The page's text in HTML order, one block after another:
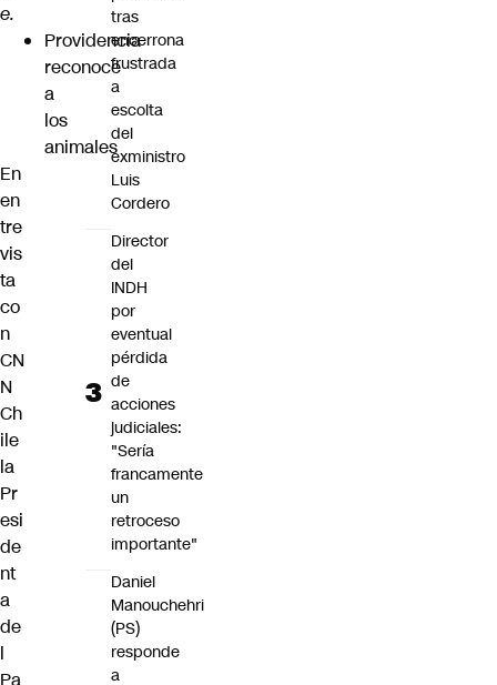
e.
Providencia
reconoce
a
los
animales
En
en
tre
vis
ta
co
n
CN
N
Ch
ile
la
Pr
esi
de
nt
a
de
l
Pa
tras
encerrona
frustrada
a
escolta
del
exministro
Luis
Cordero
Director
del
INDH
por
eventual
pérdida
de
acciones
judiciales:
"Sería
francamente
un
retroceso
importante"
Daniel
Manouchehri
(PS)
responde
a